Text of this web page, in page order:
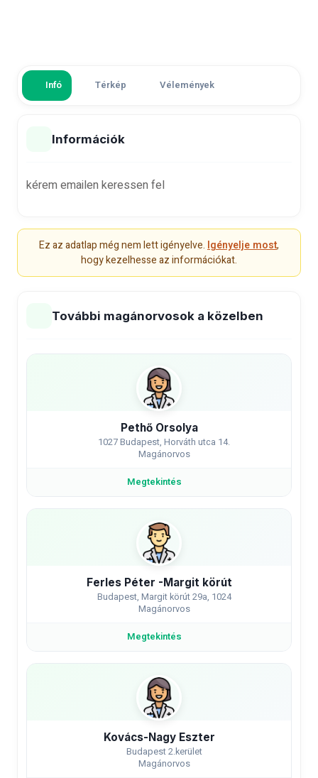
Infó Térkép Vélemények
Információk
kérem emailen keressen fel
Ez az adatlap még nem lett igényelve. Igényelje most,
hogy kezelhesse az információkat.
További magánorvosok a közelben
Pethő Orsolya
1027 Budapest, Horváth utca 14.
Magánorvos
Megtekintés
Ferles Péter -Margit körút
Budapest, Margit körút 29a, 1024
Magánorvos
Megtekintés
Kovács-Nagy Eszter
Budapest 2.kerület
Magánorvos